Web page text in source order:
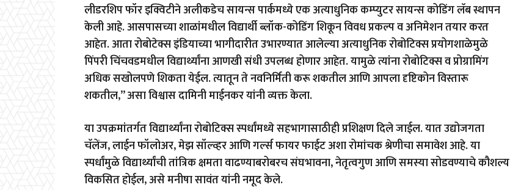
लीडरशिप फॉर इक्विटीने अलीकडेच सायन्स पार्कमध्ये एक अत्याधुनिक कम्प्युटर सायन्स कोडिंग लॅब स्थापन
केली आहे. आसपासच्या शाळांमधील वि‌द्यार्थी ब्लॉक-कोडिंग शिकून विवध प्रकल्प व अनिमेशन तयार करत
आहेत. आता रोबोटेक्स इंडियाच्या भागीदारीत उभारण्यात आलेल्या अत्याधु‌निक रोबोटिक्स प्रयोगशाळेमुळे
पिंपरी चिंचवडमधील वि‌द्यार्थ्यांना आणखी संधी उपलब्ध होणार आहेत. यामु‌ळे त्यांना रोबोटिक्स व प्रोग्रामिंग
अधिक सखोलपणे शिकता येईल. त्यातून ते नवनिर्मिती करू शकतील आणि आपला दृष्टिकोन विस्तारू
शकतील,” असा विश्वास दामिनी माईनकर यांनी व्यक्त केला.
या उपक्रमांतर्गत वि‌द्यार्थ्यांना रोबोटिक्स स्पर्धांमध्ये सहभागासाठीही प्रशिक्षण दिले जाईल. यात उद्योजगता
चॅलेंज, लाईन फॉलोअर, मेझ सॉल्व्हर आणि गर्ल्स फायर फाईट अशा रोमांचक श्रेणीचा समावेश आहे. या
स्पर्धांमुळे विद्यार्थ्यांची तांत्रिक क्षमता वाढण्याबरोबरच संघभावना, नेतृत्वगुण आणि समस्या सोडवण्याचे कौशल्य
विकसित होईल, असे मनीषा सावंत यांनी नमूद केले.